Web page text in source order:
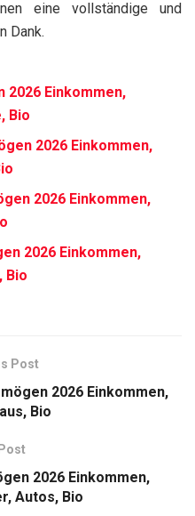
eine vollständige und
Dank.
2026 Einkommen,
Bio
2026 Einkommen,
2026 Einkommen,
2026 Einkommen,
Bio
Post
2026 Einkommen,
Bio
2026 Einkommen,
Autos, Bio